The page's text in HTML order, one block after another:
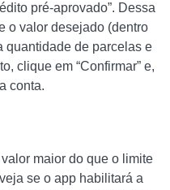
pré-aprovado”. Dessa
o valor desejado (dentro
quantidade de parcelas e
clique em “Confirmar” e,
conta.
maior do que o limite
se o app habilitará a